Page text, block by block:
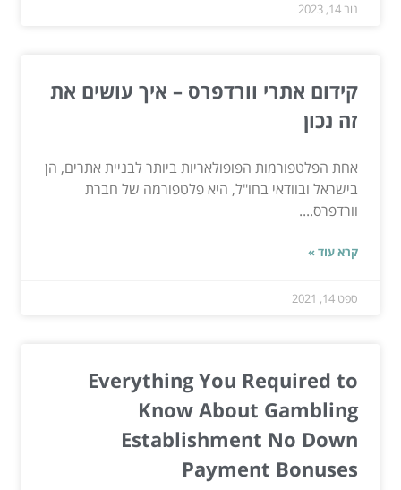
נוב 14, 2023
קידום אתרי וורדפרס – איך עושים את
זה נכון
אחת הפלטפורמות הפופולאריות ביותר לבניית אתרים, הן
בישראל ובוודאי בחו"ל, היא פלטפורמה של חברת
וורדפרס....
קרא עוד »
ספט 14, 2021
Everything You Required to
Know About Gambling
Establishment No Down
Payment Bonuses